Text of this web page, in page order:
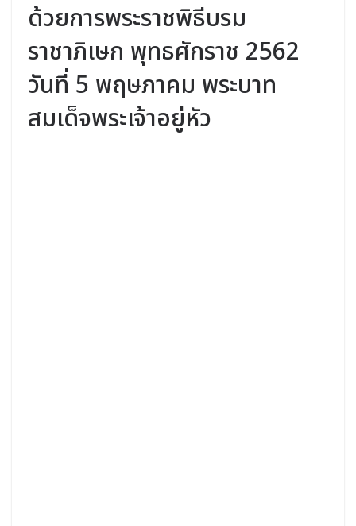
ด้วยการพระราชพิธีบรม
ราชาภิเษก พุทธศักราช 2562
วันที่ 5 พฤษภาคม พระบาท
สมเด็จพระเจ้าอยู่หัว